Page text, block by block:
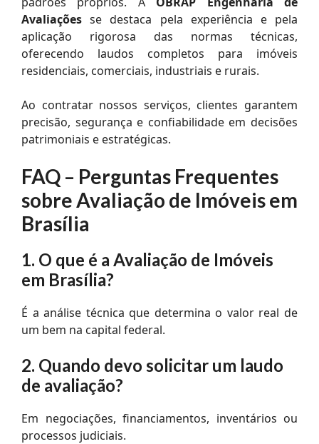
Avaliações se destaca pela experiência e pela
aplicação rigorosa das normas técnicas,
oferecendo laudos completos para imóveis
residenciais, comerciais, industriais e rurais.
Ao contratar nossos serviços, clientes garantem
precisão, segurança e confiabilidade em decisões
patrimoniais e estratégicas.
FAQ – Perguntas Frequentes
sobre Avaliação de Imóveis em
Brasília
1. O que é a Avaliação de Imóveis
em Brasília?
É a análise técnica que determina o valor real de
um bem na capital federal.
2. Quando devo solicitar um laudo
de avaliação?
Em negociações, financiamentos, inventários ou
processos judiciais.